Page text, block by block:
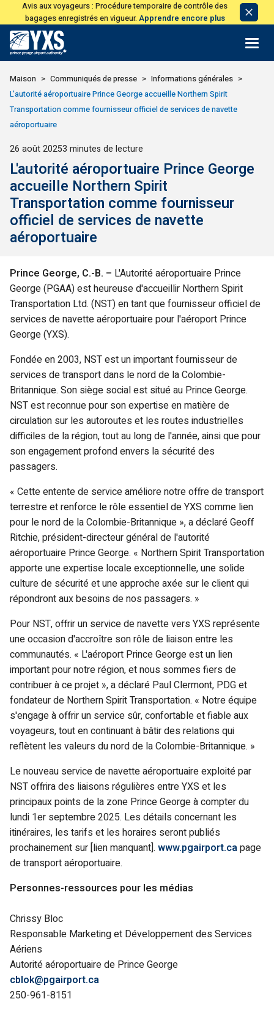
Avis aux voyageurs : Procédure temporaire de contrôle des
bagages enregistrés en vigueur. Apprendre encore plus Avis
de
Retour à la page d'accueil>
Maison Communiqués de presse
Informations générales
L'autorité aéroportuaire Prince George accueille Northern Spirit
Transportation comme fournisseur officiel de services de navette
aéroportuaire
Publié
26 août 20253 minutes de lecture
L'autorité aéroportuaire Prince George
accueille Northern Spirit
Transportation comme fournisseur
officiel de services de navette
aéroportuaire
Prince George, C.-B. – L'Autorité aéroportuaire Prince
George (PGAA) est heureuse d'accueillir Northern Spirit
Transportation Ltd. (NST) en tant que fournisseur officiel de
services de navette aéroportuaire pour l'aéroport Prince
George (YXS).
Fondée en 2003, NST est un important fournisseur de
services de transport dans le nord de la Colombie-
Britannique. Son siège social est situé au Prince George.
NST est reconnue pour son expertise en matière de
circulation sur les autoroutes et les routes industrielles
difficiles de la région, tout au long de l'année, ainsi que pour
son engagement profond envers la sécurité des
passagers.
« Cette entente de service améliore notre offre de transport
terrestre et renforce le rôle essentiel de YXS comme lien
pour le nord de la Colombie-Britannique », a déclaré Geoff
Ritchie, président-directeur général de l'autorité
aéroportuaire Prince George. « Northern Spirit Transportation
apporte une expertise locale exceptionnelle, une solide
culture de sécurité et une approche axée sur le client qui
répondront aux besoins de nos passagers. »
Pour NST, offrir un service de navette vers YXS représente
une occasion d'accroître son rôle de liaison entre les
communautés. « L'aéroport Prince George est un lien
important pour notre région, et nous sommes fiers de
contribuer à ce projet », a déclaré Paul Clermont, PDG et
fondateur de Northern Spirit Transportation. « Notre équipe
s'engage à offrir un service sûr, confortable et fiable aux
voyageurs, tout en continuant à bâtir des relations qui
reflètent les valeurs du nord de la Colombie-Britannique. »
Le nouveau service de navette aéroportuaire exploité par
NST offrira des liaisons régulières entre YXS et les
principaux points de la zone Prince George à compter du
lundi 1er septembre 2025. Les détails concernant les
itinéraires, les tarifs et les horaires seront publiés
prochainement sur [lien manquant]. www.pgairport.capage
de transport aéroportuaire.
Personnes-ressources pour les médias
Chrissy Bloc
Responsable Marketing et Développement des Services
Aériens
Autorité aéroportuaire de Prince George
cblok@pgairport.ca
250-961-8151